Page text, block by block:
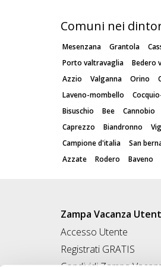
Comuni nei
Mesenzana Grantola
Porto valtravaglia
Bedero
Azzio
Valganna Orino
Laveno-mombello
Bisuschio
Bee Cannobio
Caprezzo
Biandronno
Campione d'italia
San
Azzate
Rodero Baveno
Zampa Vacanza
Accesso Utente
Registrati GRATIS